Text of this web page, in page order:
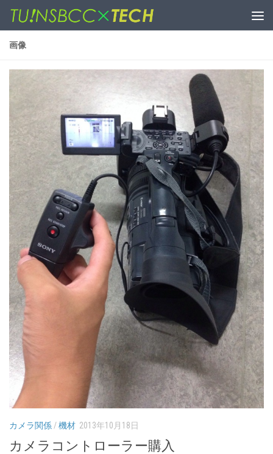
コンテンツへスキップ
画像
カメラ関係/機材 2013年10月18日
カメラコントローラー購入